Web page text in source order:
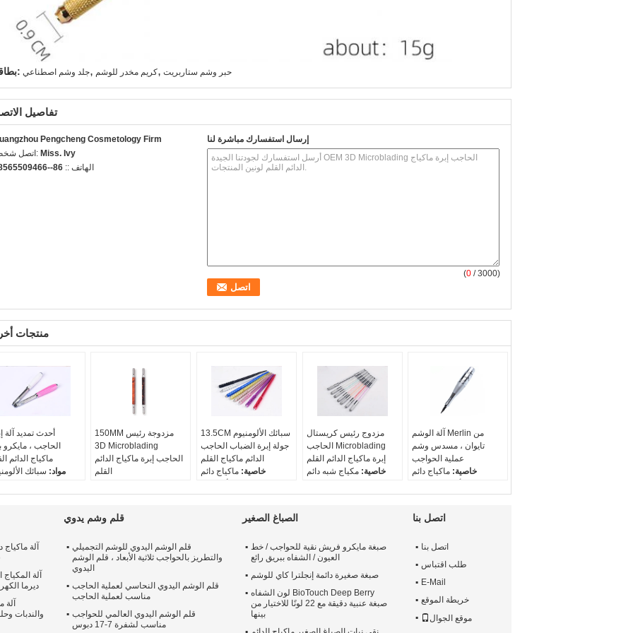
بطاقة: جلد وشم اصطناعي, كريم مخدر للوشم, حبر وشم ستاربريت
تفاصيل
Pengcheng Cosmetology Firm
اتصل شخص: Miss. Ivy
الهاتف :: 86--18565509466
إرسال استفسارك مباشرة لنا
(0 / 3000)
منتجات
أحدث تمديد آلة
الحاجب ، مايكرو
ماكياج الدائم
مواد: سبائك
الطول:112 ملم
150MM مزدوجة رئيس
3D Microblading
الحاجب إبرة ماكياج الدائم
القلم
اكتب:قلم الوشم اليدوي
13.5CM سبائك الألومنيوم
جولة إبرة الضباب الحاجب
الدائم ماكياج القلم
خاصية:ماكياج دائم
نوع البندقية:يدوي
ذهبي / أرجواني / شظية /
مزدوج رئيس كريستال
الحاجب Microblading
إبرة ماكياج الدائم القلم
خاصية:مكياج شبه دائم
نوع البندقية:يدوي
آلة الوشم Merlin من
تايوان ، مسدس وشم
عملية الحواجب
خاصية: ماكياج دائم
الدائمة الرقمية
نوع البندقية:كهربائي
آلة
آلة المكياج
ديرما
آلة
والندبات
قلم وشم يدوي
قلم الوشم اليدوي للوشم التجميلي
والتطريز بالحواجب ثلاثية الأبعاد ، قلم الوشم
اليدوي
قلم الوشم اليدوي النحاسي لعملية الحاجب
مناسب لعملية الحاجب
قلم الوشم اليدوي العالمي للحواجب
مناسب لشفرة 7-17 دبوس
الصباغ الصغير
صبغة مايكرو فريش نقية للحواجب / خط
العيون / الشفاه ببريق رائع
صبغة صغيرة دائمة إنجلترا كاي للوشم
لون الشفاه BioTouch Deep Berry
صبغة عنبية دقيقة مع 22 لونًا للاختيار من
بينها
اتصل بنا
اتصل بنا
طلب اقتباس
E-Mail
خريطة الموقع
موقع الجوال